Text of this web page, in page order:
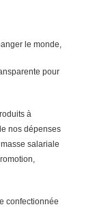
le monde,
pour
à
nos dépenses
salariale
confectionnée